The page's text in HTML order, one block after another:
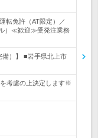
転免許（AT限定）／
）≪歓迎≫受発注業務
備）】 ■岩手県北上市
考慮の上決定します※